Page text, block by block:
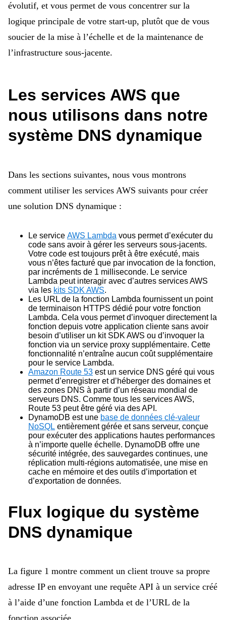
évolutif, et vous permet de vous concentrer sur la
logique principale de votre start-up, plutôt que de vous
soucier de la mise à l’échelle et de la maintenance de
l’infrastructure sous-jacente.
Les services AWS que
nous utilisons dans notre
système DNS dynamique
Dans les sections suivantes, nous vous montrons
comment utiliser les services AWS suivants pour créer
une solution DNS dynamique :
Le service AWS Lambda vous permet d’exécuter du
code sans avoir à gérer les serveurs sous-jacents.
Votre code est toujours prêt à être exécuté, mais
vous n’êtes facturé que par invocation de la fonction,
par incréments de 1 milliseconde. Le service
Lambda peut interagir avec d’autres services AWS
via les kits SDK AWS.
Les URL de la fonction Lambda fournissent un point
de terminaison HTTPS dédié pour votre fonction
Lambda. Cela vous permet d’invoquer directement la
fonction depuis votre application cliente sans avoir
besoin d’utiliser un kit SDK AWS ou d’invoquer la
fonction via un service proxy supplémentaire. Cette
fonctionnalité n’entraîne aucun coût supplémentaire
pour le service Lambda.
Amazon Route 53 est un service DNS géré qui vous
permet d’enregistrer et d’héberger des domaines et
des zones DNS à partir d’un réseau mondial de
serveurs DNS. Comme tous les services AWS,
Route 53 peut être géré via des API.
DynamoDB est une base de données clé-valeur
NoSQL entièrement gérée et sans serveur, conçue
pour exécuter des applications hautes performances
à n’importe quelle échelle. DynamoDB offre une
sécurité intégrée, des sauvegardes continues, une
réplication multi-régions automatisée, une mise en
cache en mémoire et des outils d’importation et
d’exportation de données.
Flux logique du système
DNS dynamique
La figure 1 montre comment un client trouve sa propre
adresse IP en envoyant une requête API à un service créé
à l’aide d’une fonction Lambda et de l’URL de la